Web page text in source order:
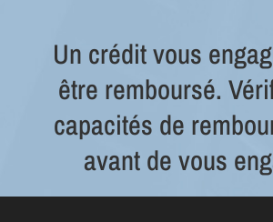
Un crédit vous
être remboursé.
capacités de
avant de vous